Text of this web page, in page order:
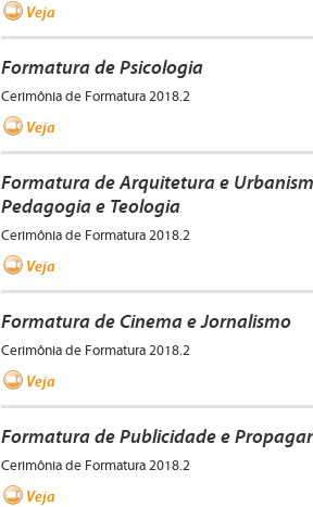
Veja
Formatura de Psicologia
Cerimônia de Formatura 2018.2
Veja
Formatura de Arquitetura e
Pedagogia e Teologia
Cerimônia de Formatura 2018.2
Veja
Formatura de Cinema e Jornalismo
Cerimônia de Formatura 2018.2
Veja
Formatura de Publicidade e
Cerimônia de Formatura 2018.2
Veja